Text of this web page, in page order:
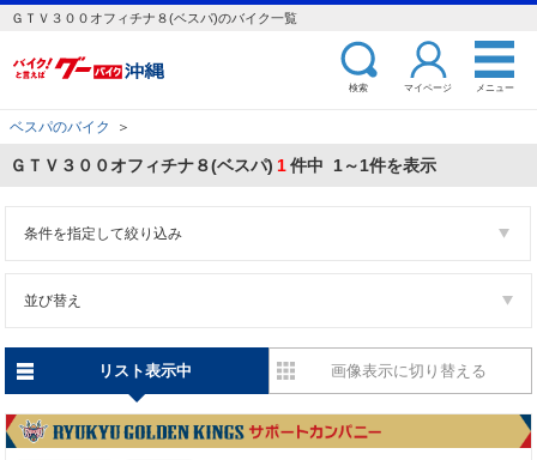
ＧＴＶ３００オフィチナ８(ベスパ)のバイク一覧
検索 マイページ メニュー
ベスパのバイク ＞
ＧＴＶ３００オフィチナ８(ベスパ) 1件中 1～1件を表示
条件を指定して絞り込み
並び替え
リスト表示中 画像表示に切り替える